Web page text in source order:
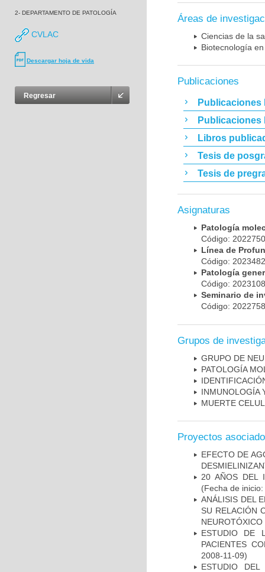
2- DEPARTAMENTO DE PATOLOGÍA
CVLAC
Descargar hoja de vida
Regresar
Áreas de
Ciencias de la
Biotecnología
Publicaciones
Publicaciones
Publicaciones
Libros
Tesis de
Tesis de
Asignaturas
Patología
Código:
Línea de
Código:
Patología
Código:
Seminario de
Código:
Grupos de
GRUPO DE
PATOLOGÍA
INMUNOLOGÍA
MUERTE
Proyectos
EFECTO DE
20 AÑOS DEL
(Fecha de
ANÁLISIS DEL
SU RELACIÓN
NEUROTÓXICO
ESTUDIO DE
PACIENTES
2008-11-09)
ESTUDIO